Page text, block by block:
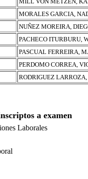
MORALES GARCIA,
NUÑEZ MOREIRA,
PACHECO ITURBURU,
PASCUAL FERREIRA,
PERDOMO CORREA,
RODRIGUEZ
a examen
Laborales